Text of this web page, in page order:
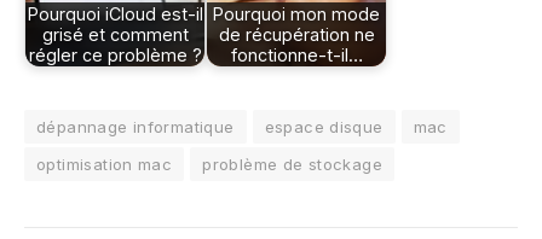
Pourquoi iCloud est-il
grisé et comment
régler ce problème ?
Pourquoi mon mode
de récupération ne
fonctionne-t-il…
dépannage informatique espace disque
mac
optimisation mac
problème de stockage